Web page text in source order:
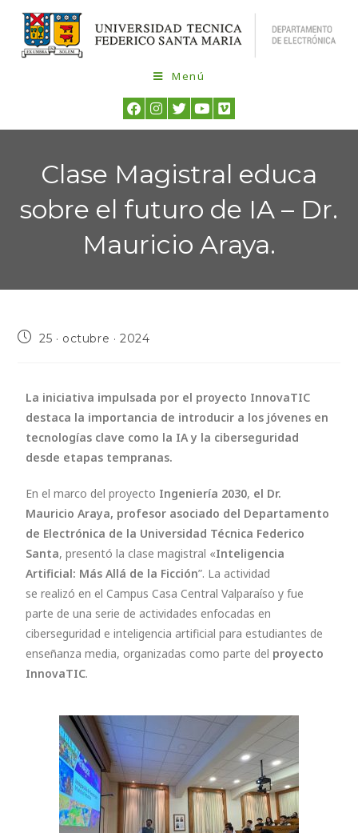
Menú
Clase Magistral educa
sobre el futuro de IA – Dr.
Mauricio Araya.
25 · octubre · 2024
La iniciativa impulsada por el proyecto InnovaTIC
destaca la importancia de introducir a los jóvenes en
tecnologías clave como la IA y la ciberseguridad
desde etapas tempranas.
En el marco del proyecto Ingeniería 2030, el Dr.
Mauricio Araya, profesor asociado del Departamento
de Electrónica de la Universidad Técnica Federico
Santa, presentó la clase magistral «Inteligencia
Artificial: Más Allá de la Ficción”. La actividad
se realizó en el Campus Casa Central Valparaíso y fue
parte de una serie de actividades enfocadas en
ciberseguridad e inteligencia artificial para estudiantes de
enseñanza media, organizadas como parte del proyecto
InnovaTIC.